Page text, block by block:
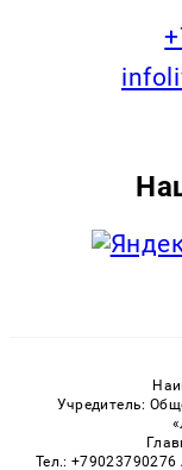
Учредитель:
Тел.: